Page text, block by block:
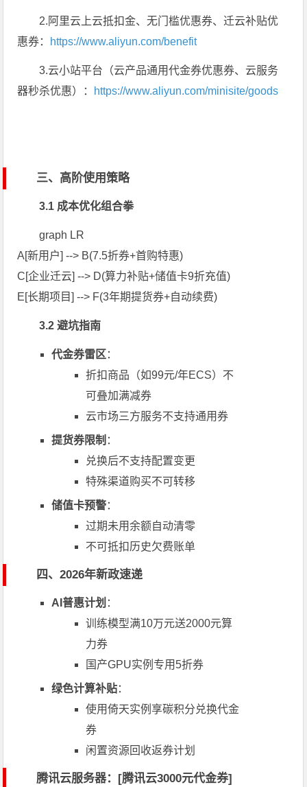
2.阿里云上云抵扣金、无门槛优惠券、迁云补贴优
惠券： https://www.aliyun.com/benefit
3.云小站平台（云产品通用代金券优惠券、云服务
器秒杀优惠）： https://www.aliyun.com/minisite/goods
三、高阶使用策略
3.1 成本优化组合拳
graph LR
A[新用户] --> B(7.5折券+首购特惠)
C[企业迁云] --> D(算力补贴+储值卡9折充值)
E[长期项目] --> F(3年期提货券+自动续费)
3.2 避坑指南
代金券雷区 ：
折扣商品（如99元/年ECS）不
可叠加满减券
云市场三方服务不支持通用券
提货券限制 ：
兑换后不支持配置变更
特殊渠道购买不可转移
储值卡预警：
过期未用余额自动清零
不可抵扣历史欠费账单
四、2026年新政速递
AI普惠计划 ：
训练模型满10万元送2000元算
力券
国产GPU实例专用5折券
绿色计算补贴：
使用倚天实例享碳积分兑换代金
券
闲置资源回收返券计划
腾讯云服务器：[腾讯云3000元代金券]